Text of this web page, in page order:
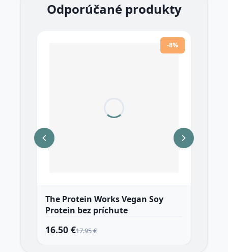
Odporúčané produkty
-8%
The Protein Works Vegan Soy
Protein bez príchute
16.50 €17.95 €